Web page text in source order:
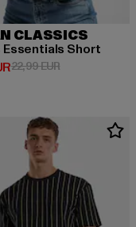
CLASSICS
Essentials Short
Preis: 13,10 EUR
22,99 EURAktionspreis: